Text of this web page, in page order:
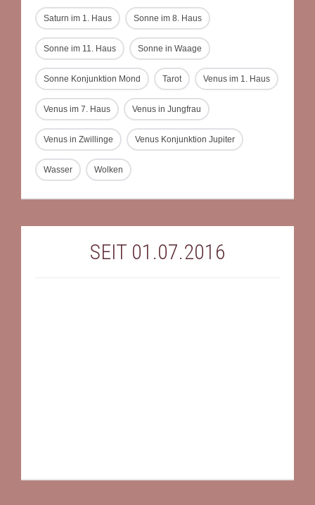
Saturn im 1. Haus Sonne im 8. Haus
Sonne im 11. Haus Sonne in Waage
Sonne Konjunktion Mond Tarot Venus im 1. Haus
Venus im 7. Haus Venus in Jungfrau
Venus in Zwillinge Venus Konjunktion Jupiter
Wasser Wolken
SEIT 01.07.2016